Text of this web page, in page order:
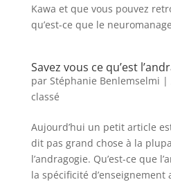
Kawa et que vous pouvez
qu’est-ce que le
Savez vous ce qu’est
par Stéphanie Benlemselmi |
classé
Aujourd’hui un petit article
dit pas grand chose à la
l’andragogie. Qu’est-ce que
la spécificité